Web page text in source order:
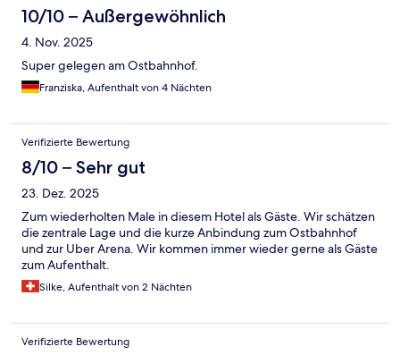
10/10 – Außergewöhnlich
4. Nov. 2025
Super gelegen am Ostbahnhof.
Franziska, Aufenthalt von 4 Nächten
Verifizierte Bewertung
8/10 – Sehr gut
23. Dez. 2025
Zum wiederholten Male in diesem Hotel als Gäste. Wir schätzen
die zentrale Lage und die kurze Anbindung zum Ostbahnhof
und zur Uber Arena. Wir kommen immer wieder gerne als Gäste
zum Aufenthalt.
Silke, Aufenthalt von 2 Nächten
Verifizierte Bewertung